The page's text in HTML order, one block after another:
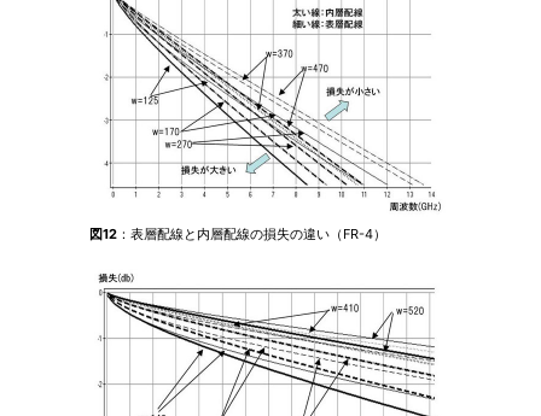
図12 ：表層配線と内層配線の損失の違い（FR-4）